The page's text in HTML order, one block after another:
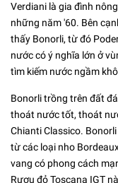
Verdiani là gia đình
những năm '60. Bên
thấy Bonorli, từ đó
nước có ý nghĩa lớn ở
tìm kiếm nước ngầm
Bonorli trồng trên đất
thoát nước tốt, thoát
Chianti Classico.
từ các loại nho
vang có phong cách
Rượu đỏ Toscana IGT